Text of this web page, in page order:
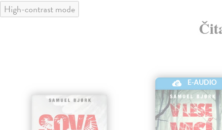
High-contrast mode
E-AUDIO